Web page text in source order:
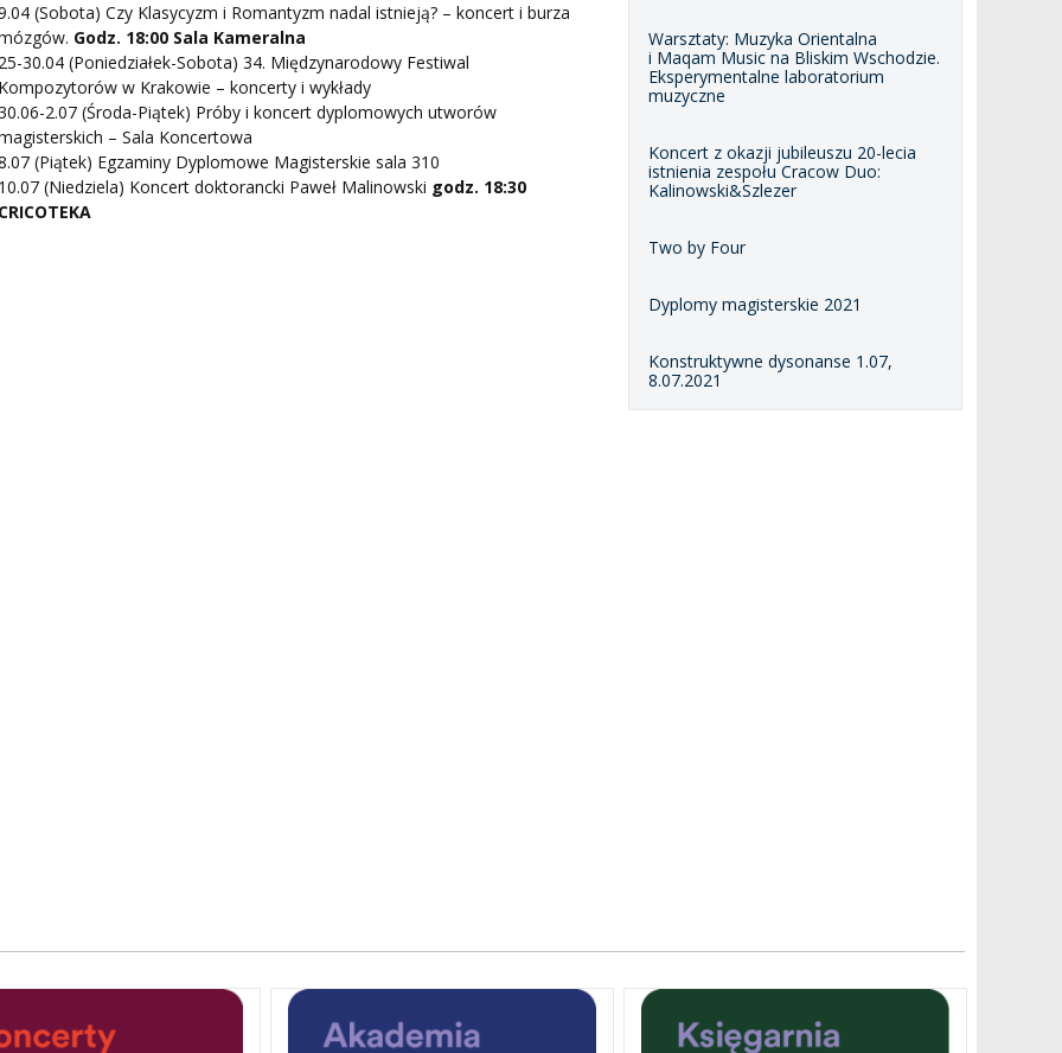
Warsztaty: Muzyka Orientalna
i Maqam Music na Bliskim Wschodzie.
Eksperymentalne laboratorium
muzyczne
Koncert z okazji jubileuszu 20-lecia
istnienia zespołu Cracow Duo:
Kalinowski&Szlezer
Two by Four
Dyplomy magisterskie 2021
Konstruktywne dysonanse 1.07,
8.07.2021
(Sobota) Czy Klasycyzm i Romantyzm nadal istnieją? – koncert i burza
Godz. 18:00 Sala Kameralna
25-30.04 (Poniedziałek-Sobota) 34. Międzynarodowy Festiwal
Kompozytorów w Krakowie – koncerty i wykłady
2.07 (Środa-Piątek) Próby i koncert dyplomowych utworów
– Sala Koncertowa
(Piątek) Egzaminy Dyplomowe Magisterskie sala 310
10.07 (Niedziela) Koncert doktorancki Paweł Malinowski godz. 18:30
CRICOTEKA